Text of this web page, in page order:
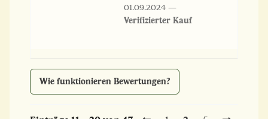
01.09.2024
Verifizierter Kauf
Wie funktionieren Bewertungen?